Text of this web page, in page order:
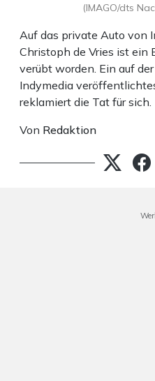
Auf das private Auto von
Christoph de Vries ist ein
verübt worden. Ein auf
Indymedia
reklamiert die Tat für sich.
Von Redaktion
(IMAGO/dts